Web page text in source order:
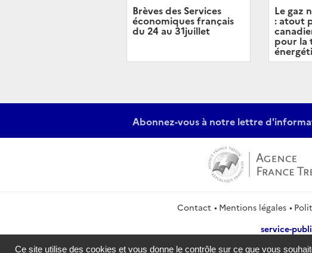
Brèves des Services
économiques français
du 24 au 31juillet
Le gaz
: atout
pour la
Abonnez-vous à notre lettre
Contact Mentions légales
service-
Ce site utilise des cookies et vous donne le contrôle sur ce que vous